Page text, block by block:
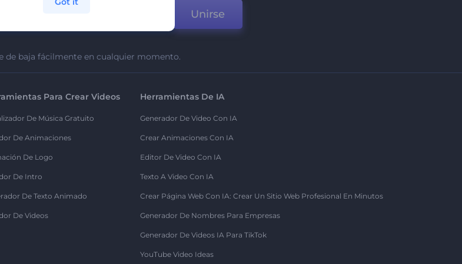
Unirse
de baja fácilmente en cualquier momento.
Para Crear Videos
De Música Gratuito
De Animaciones
De Logo
De Intro
De Texto Animado
De Videos
Herramientas De IA
Generador De Video Con IA
Crear Animaciones Con IA
Editor De Video Con IA
Texto A Video Con IA
Crear Página Web Con IA: Crear Un Sitio Web Profesional En Minutos
Generador De Nombres Para Empresas
Generador De Videos IA Para TikTok
YouTube Video Ideas